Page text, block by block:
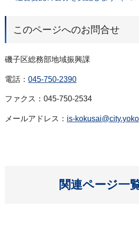
このページへのお問合せ
磯子区総務部地域振興課
電話： 045-750-2390
ファクス：045-750-2534
メールアドレス： is-
関連ページ一
開く